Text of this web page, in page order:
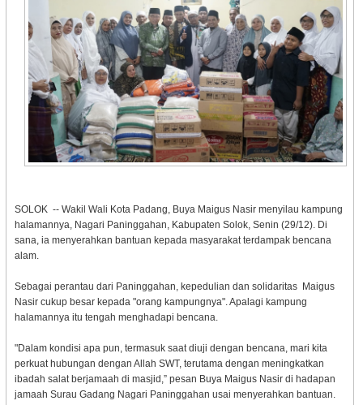
SOLOK -- Wakil Wali Kota Padang, Buya Maigus Nasir menyilau kampung
halamannya, Nagari Paninggahan, Kabupaten Solok, Senin (29/12). Di
sana, ia menyerahkan bantuan kepada masyarakat terdampak bencana
alam.
Sebagai perantau dari Paninggahan, kepedulian dan solidaritas Maigus
Nasir cukup besar kepada "orang kampungnya". Apalagi kampung
halamannya itu tengah menghadapi bencana.
"Dalam kondisi apa pun, termasuk saat diuji dengan bencana, mari kita
perkuat hubungan dengan Allah SWT, terutama dengan meningkatkan
ibadah salat berjamaah di masjid,” pesan Buya Maigus Nasir di hadapan
jamaah Surau Gadang Nagari Paninggahan usai menyerahkan bantuan.